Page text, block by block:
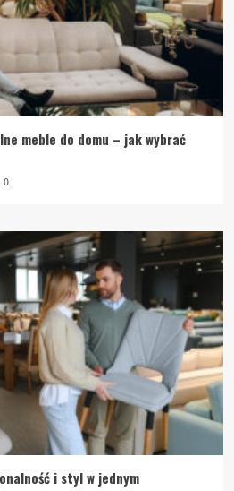
meble do domu – jak wybrać
0
i styl w jednym